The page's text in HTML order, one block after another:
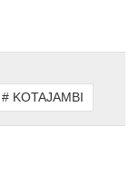
# KOTAJAMBI